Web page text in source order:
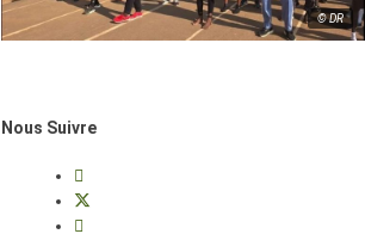
© DR
Nous Suivre